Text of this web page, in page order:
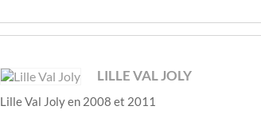
LILLE VAL JOLY
Lille Val Joly en 2008 et 2011